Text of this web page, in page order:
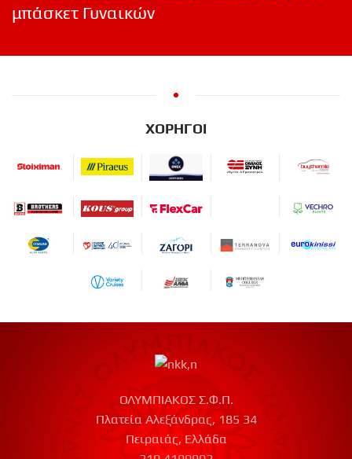
μπάσκετ Γυναικών
ΧΟΡΗΓΟΙ
ΟΛΥΜΠΙΑΚΟΣ Σ.Φ.Π.
Πλατεία Αλεξάνδρας, 185 34
Πειραιάς, Ελλάδα